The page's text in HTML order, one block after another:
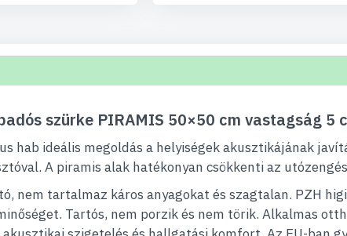
szürke PIRAMIS 50×50 cm vastagság 5
hab ideális megoldás a helyiségek akusztikájának
A piramis alak hatékonyan csökkenti az
nem tartalmaz káros anyagokat és szagtalan. PZH
Tartós, nem porzik és nem törik. Alkalmas